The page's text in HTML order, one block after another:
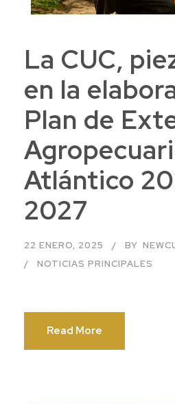
La CUC,
en la
Plan de
Atlántico
2027
22 ENERO, 2025 BY
NOTICIAS PRINCIPALES
Read More